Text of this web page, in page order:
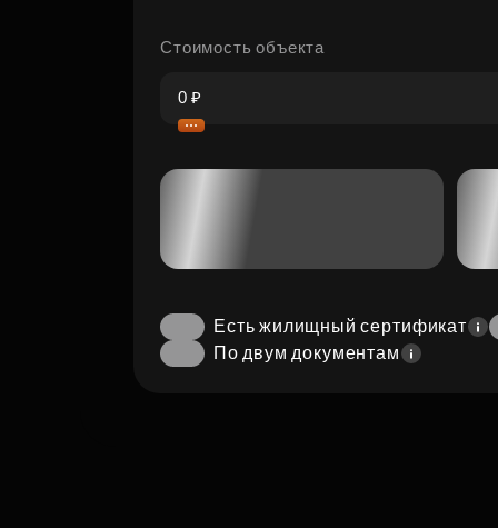
Стоимость объекта
Есть жилищный сертификат
По двум документам